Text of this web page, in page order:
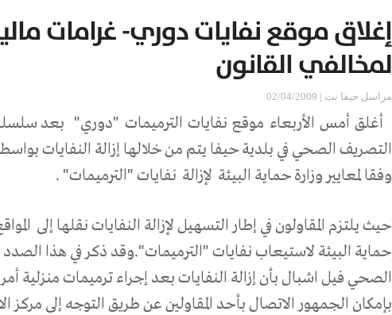
إغلاق موقع نفايات دوري- غرامات
لمخالفي القانون
مراسل حيفا نت | 02/04/2009
أغلق أمس الأربعاء موقع نفايات الترميمات "دوري" بعد
التصريف الصحي في بلدية حيفا يتم من خلالها إزالة النفايات
وفقا لمعايير وزارة حماية البيئة لإزالة نفايات "الترميمات" .
حيث يلتزم المقاولون في إطار التسهيل لإزالة النفايات نقلها إلى
حماية البيئة لاستيعاب نفايات "الترميمات".وقد ذكر في هذا
الصحي فيل اشبال بأن إزالة النفايات بعد إجراء ترميمات منزلية
بإمكان الجمهور الاتصال بأحد المقاولين عن طريق التوجه إلى مركز